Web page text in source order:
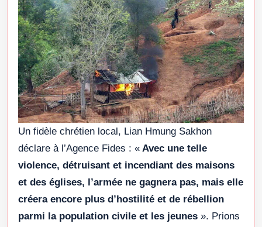
Un fidèle chrétien local, Lian Hmung Sakhon
déclare à l’Agence Fides : « Avec une telle
violence, détruisant et incendiant des maisons
et des églises, l’armée ne gagnera pas, mais elle
créera encore plus d’hostilité et de rébellion
parmi la population civile et les jeunes ». Prions